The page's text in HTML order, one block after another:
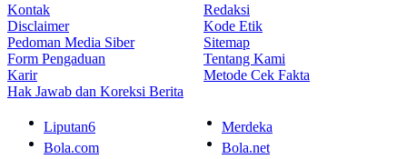
Kontak
Redaksi
Disclaimer
Kode Etik
Pedoman Media Siber
Sitemap
Form Pengaduan
Tentang Kami
Karir
Metode Cek Fakta
Hak Jawab dan Koreksi Berita
Liputan6
Merdeka
Bola.com
Bola.net